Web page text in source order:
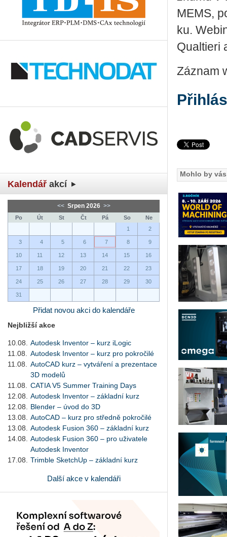
Kalendář akcí
<< Srpen 2026 >>
Po Út St Čt Pá So
Ne
1
2
3 4 5 6 7 8 9
10 11 12 13 14 15 16
17 18 19 20 21 22 23
24 25 26 27 28 29 30
31
Přidat novou akci do kalendáře
Nejbližší akce
10.08.
Autodesk Inventor – kurz iLogic
11.08.
Autodesk Inventor – kurz pro pokročilé
11.08.
AutoCAD kurz – vytváření a prezentace
3D modelů
11.08.
CATIA V5 Summer Training Days
12.08.
Autodesk Inventor – základní kurz
12.08.
Blender – úvod do 3D
13.08.
AutoCAD – kurz pro středně pokročilé
13.08.
Autodesk Fusion 360 – základní kurz
14.08.
Autodesk Fusion 360 – pro uživatele
Autodesk Inventor
17.08.
Trimble SketchUp – základní kurz
Další akce v kalendáři
MEMS,
ku.
Qual­tie­ri
Záz­nam
Mohlo by